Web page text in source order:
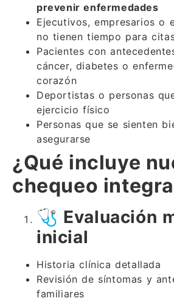
prevenir enfermedades
Ejecutivos, empresarios o
no tienen tiempo para
Pacientes con
cáncer, diabetes o
corazón
Deportistas o personas
ejercicio físico
Personas que se sienten
asegurarse
¿Qué incluye
chequeo
🩺 Evaluación
inicial
Historia clínica detallada
Revisión de síntomas y
familiares